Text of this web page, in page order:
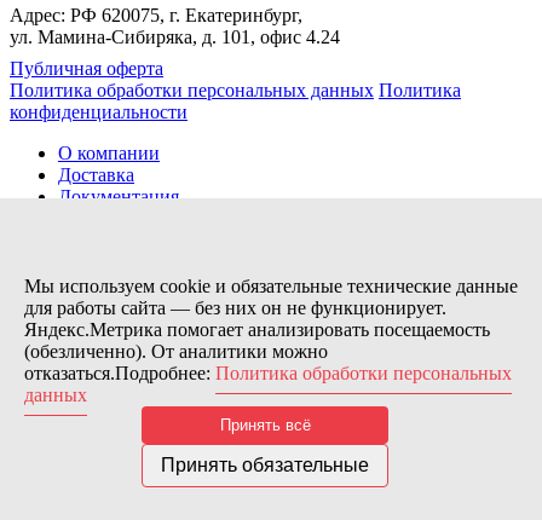
Адрес: РФ 620075, г. Екатеринбург,
ул. Мамина-Сибиряка, д. 101, офис 4.24
Публичная оферта
Политика обработки персональных данных Политика
конфиденциальности
О компании
Доставка
Документация
Контакты
Заказов сегодня / Всего
21
11173
Нас можно найти тут:
© 2026 Motor Components. Все права защищены
Дизайн и разработка сайта
Nice’
В связи с возникшими затруднениями с поставками из-за
Мы используем cookie и обязательные технические данные
для работы сайта — без них он не функционирует.
Яндекс.Метрика помогает анализировать посещаемость
(обезличенно). От аналитики можно
отказаться.Подробнее: Политика обработки персональных
данных
Принять всё
Принять обязательные